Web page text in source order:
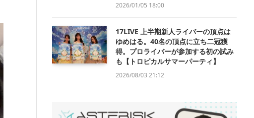
2026/01/05 18:00
17LIVE 上半期新人ライバーの頂点は
ゆめはる。40名の頂点に立ち二冠獲
得。プロライバーが参加する初の試み
も【トロピカルサマーパーティ】
2026/08/03 21:12